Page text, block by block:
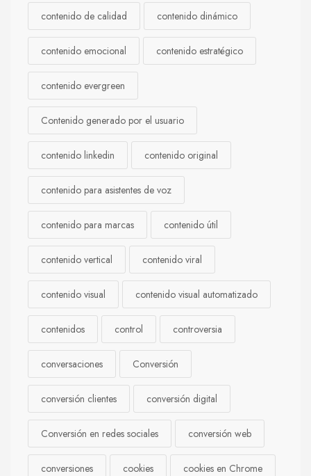
contenido de calidad contenido dinámico
contenido emocional contenido estratégico
contenido evergreen
Contenido generado por el usuario
contenido linkedin contenido original
contenido para asistentes de voz
contenido para marcas contenido útil
contenido vertical contenido viral
contenido visual contenido visual automatizado
contenidos control controversia
conversaciones Conversión
conversión clientes conversión digital
Conversión en redes sociales conversión web
conversiones cookies cookies en Chrome